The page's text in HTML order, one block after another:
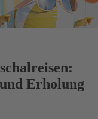
Erholung